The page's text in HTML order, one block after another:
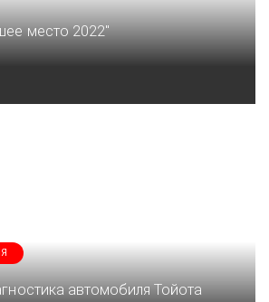
место 2022"
автомобиля Тойота